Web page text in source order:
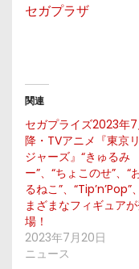
セガプラザ
関連
セガプライズ2023年
降・TVアニメ『東京
ジャーズ』“きゅるみ
ー”、“ちょこのせ”、“
るねこ”、“Tip’n’Pop”
まざまなフィギュア
場！
2023年7月20日
ニュース